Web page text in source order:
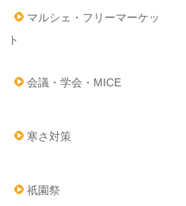
マルシェ・フリーマーケッ
ト
会議・学会・MICE
寒さ対策
祇園祭